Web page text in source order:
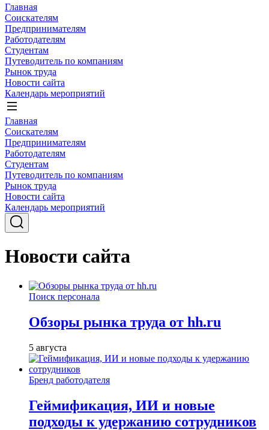
Главная
Соискателям
Предпринимателям
Работодателям
Студентам
Путеводитель по компаниям
Рынок труда
Новости сайта
Календарь мероприятий
Главная
Соискателям
Предпринимателям
Работодателям
Студентам
Путеводитель по компаниям
Рынок труда
Новости сайта
Календарь мероприятий
Новости сайта
Поиск персонала
Обзоры рынка труда от hh.ru
5 августа
Бренд работодателя
Геймификация, ИИ и новые
подходы к удержанию сотрудников